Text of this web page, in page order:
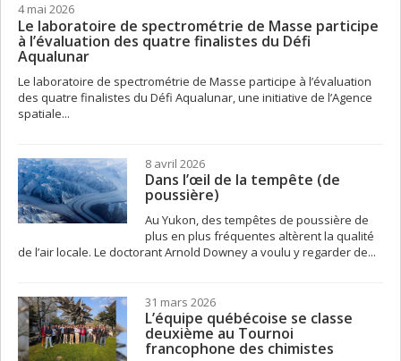
4 mai 2026
Le laboratoire de spectrométrie de Masse participe
à l’évaluation des quatre finalistes du Défi
Aqualunar
Le laboratoire de spectrométrie de Masse participe à l’évaluation
des quatre finalistes du Défi Aqualunar, une initiative de l’Agence
spatiale...
8 avril 2026
Dans l’œil de la tempête (de
poussière)
Au Yukon, des tempêtes de poussière de
plus en plus fréquentes altèrent la qualité
de l’air locale. Le doctorant Arnold Downey a voulu y regarder de...
31 mars 2026
L’équipe québécoise se classe
deuxième au Tournoi
francophone des chimistes